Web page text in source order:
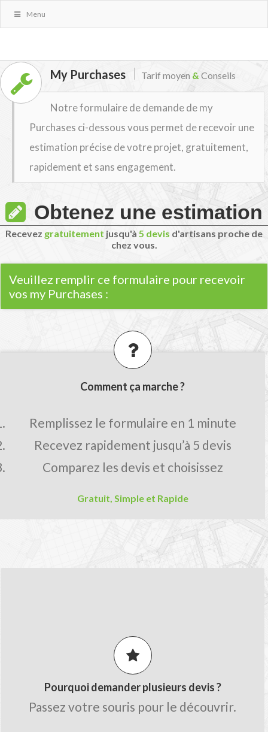
My Purchases Tarif moyen & Conseils
Notre formulaire de demande de my
Purchases ci-dessous vous permet de recevoir une
estimation précise de votre projet, gratuitement,
rapidement et sans engagement.
Obtenez une estimation
Recevez gratuitement jusqu'à 5 devis d'artisans proche de
chez vous.
Veuillez remplir ce formulaire pour recevoir
vos my Purchases :
Comment ça marche ?
Remplissez le formulaire en 1 minute
Recevez rapidement jusqu’à 5 devis
Comparez les devis et choisissez
Gratuit, Simple et Rapide
Pourquoi demander plusieurs devis ?
Passez votre souris pour le découvrir.
meilleur tarif.
Obtenez des conseils de la part des
artisans.
Gagnez du temps sur le chiffrage avec
une seule demande.
Menu